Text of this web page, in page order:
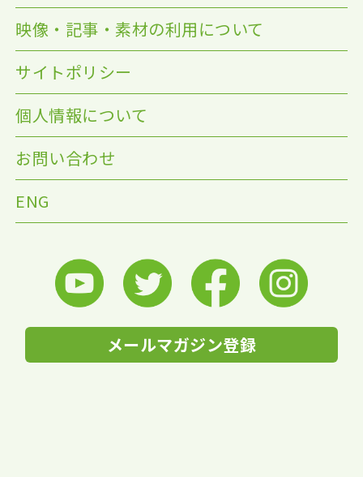
映像・記事・素材の利用について
サイトポリシー
個人情報について
お問い合わせ
ENG
メールマガジン登録